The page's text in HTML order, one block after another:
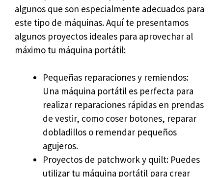
algunos que son especialmente adecuados para
este tipo de máquinas. Aquí te presentamos
algunos proyectos ideales para aprovechar al
máximo tu máquina portátil:
Pequeñas reparaciones y remiendos:
Una máquina portátil es perfecta para
realizar reparaciones rápidas en prendas
de vestir, como coser botones, reparar
dobladillos o remendar pequeños
agujeros.
Proyectos de patchwork y quilt: Puedes
utilizar tu máquina portátil para crear